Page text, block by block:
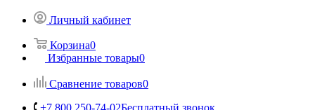
Личный кабинет
Корзина0
Избранные товары0
Сравнение товаров0
+7 800 250-74-02Бесплатный звонок